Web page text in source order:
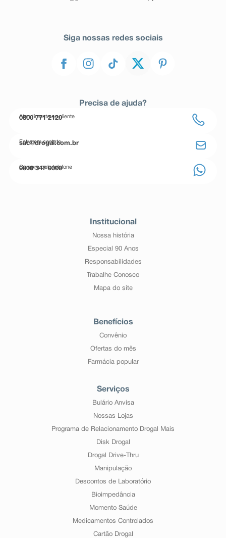
Siga nossas redes sociais
Precisa de ajuda?
Atendimento ao cliente
0800 771 2120
Entre em contato
sac@drogal.com.br
Compre pelo telefone
0800 347 0000
Institucional
Nossa história
Especial 90 Anos
Responsabilidades
Trabalhe Conosco
Mapa do site
Benefícios
Convênio
Ofertas do mês
Farmácia popular
Serviços
Bulário Anvisa
Nossas Lojas
Programa de Relacionamento Drogal Mais
Disk Drogal
Drogal Drive-Thru
Manipulação
Descontos de Laboratório
Bioimpedância
Momento Saúde
Medicamentos Controlados
Cartão Drogal